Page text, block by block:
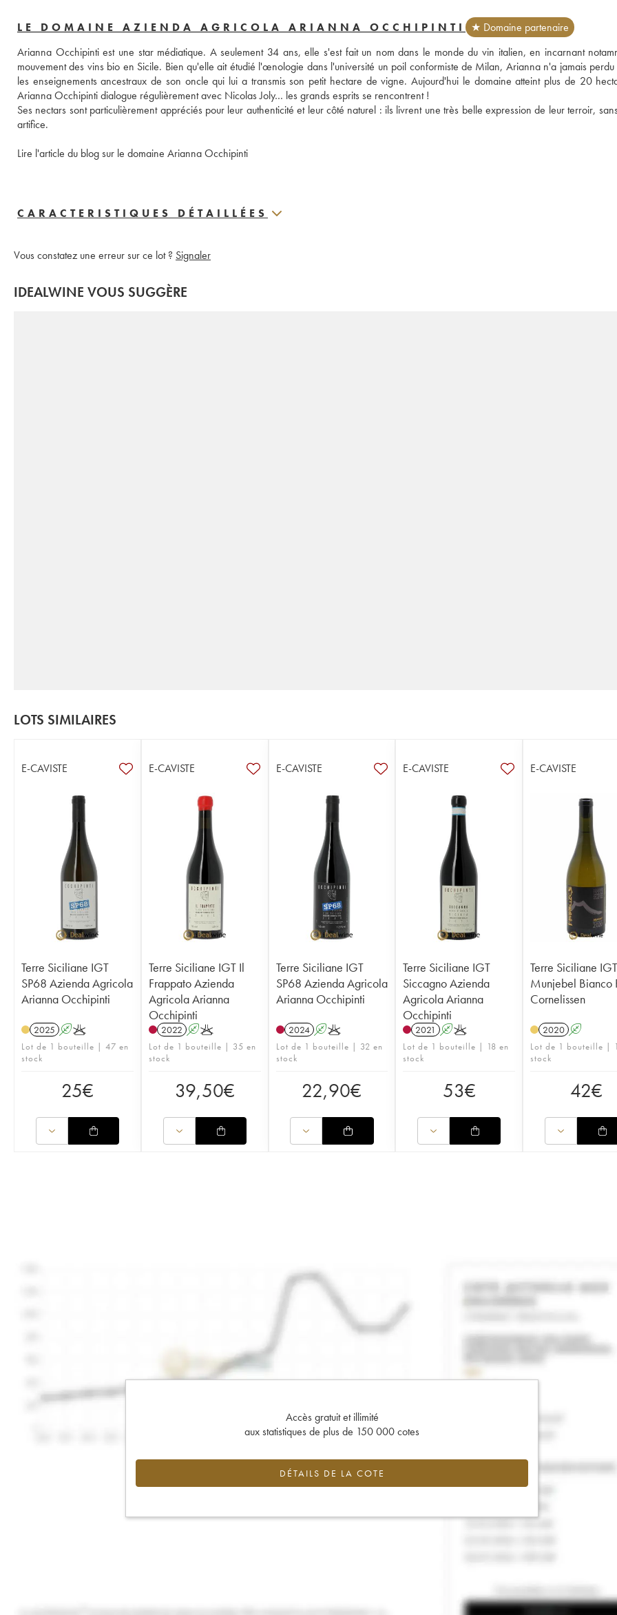
LE DOMAINE AZIENDA AGRICOLA ARIANNA OCCHIPINTI
★ Domaine partenaire
Arianna Occhipinti est une star médiatique. A seulement 34 ans, elle s'est fait un nom dans le monde du vin italien, en incarnant
mouvement des vins bio en Sicile. Bien qu'elle ait étudié l'œnologie dans l'université un poil conformiste de Milan, Arianna n'a jamais perdu
les enseignements ancestraux de son oncle qui lui a transmis son petit hectare de vigne. Aujourd'hui le domaine atteint plus de 20
Arianna Occhipinti dialogue régulièrement avec Nicolas Joly… les grands esprits se rencontrent !
Ses nectars sont particulièrement appréciés pour leur authenticité et leur côté naturel : ils livrent une très belle expression de leur terroir,
artifice.
Lire l'article du blog sur le domaine Arianna Occhipinti
CARACTERISTIQUES DÉTAILLÉES
Vous constatez une erreur sur ce lot ? Signaler
IDEALWINE VOUS SUGGÈRE
LOTS SIMILAIRES
E-CAVISTE
Terre Siciliane IGT
SP68 Azienda Agricola
Arianna Occhipinti
2025 AK
Lot de 1 bouteille | 47 en
stock
25€
E-CAVISTE
Terre Siciliane IGT Il
Frappato Azienda
Agricola Arianna
Occhipinti
2022 AK
Lot de 1 bouteille | 35 en
stock
39,50€
E-CAVISTE
Terre Siciliane IGT
SP68 Azienda Agricola
Arianna Occhipinti
2024 AK
Lot de 1 bouteille | 32 en
stock
22,90€
E-CAVISTE
Terre Siciliane IGT
Siccagno Azienda
Agricola Arianna
Occhipinti
2021 AK
Lot de 1 bouteille | 18 en
stock
53€
E-CAVISTE
Terre Siciliane IGT
Munjebel Bianco
Cornelissen
2020 A
Lot de 1 bouteille |
stock
42€
Accès gratuit et illimité
aux statistiques de plus de 150 000 cotes
DÉTAILS DE LA COTE